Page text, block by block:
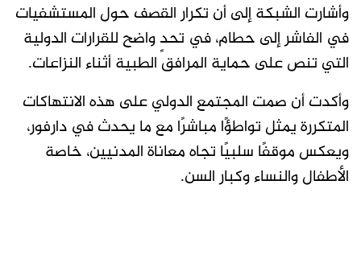
وأشارت الشبكة إلى أن تكرار القصف حول المستشفيات
في الفاشر إلى حطام، في تحدٍ واضح للقرارات الدولية
التي تنص على حماية المرافق الطبية أثناء النزاعات.
وأكدت أن صمت المجتمع الدولي على هذه الانتهاكات
المتكررة يمثل تواطؤًا مباشرًا مع ما يحدث في دارفور،
ويعكس موقفًا سلبيًا تجاه معاناة المدنيين، خاصة
الأطفال والنساء وكبار السن.